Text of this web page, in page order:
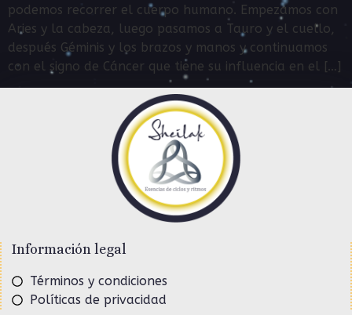
podemos recorrer el cuerpo humano. Empezamos con
Aries y la cabeza, luego pasamos a Tauro y el cuello,
después Géminis y los brazos y manos y continuamos
con el signo de Cáncer que tiene su influencia en el […]
Información legal
Términos y condiciones
Políticas de privacidad